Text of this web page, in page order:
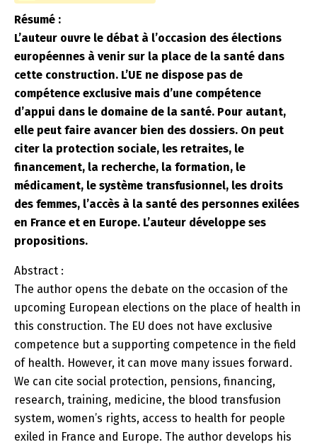
Résumé :
L’auteur ouvre le débat à l’occasion des élections
européennes à venir sur la place de la santé dans
cette construction. L’UE ne dispose pas de
compétence exclusive mais d’une compétence
d’appui dans le domaine de la santé. Pour autant,
elle peut faire avancer bien des dossiers. On peut
citer la protection sociale, les retraites, le
financement, la recherche, la formation, le
médicament, le système transfusionnel, les droits
des femmes, l’accès à la santé des personnes exilées
en France et en Europe. L’auteur développe ses
propositions.
Abstract :
The author opens the debate on the occasion of the
upcoming European elections on the place of health in
this construction. The EU does not have exclusive
competence but a supporting competence in the field
of health. However, it can move many issues forward.
We can cite social protection, pensions, financing,
research, training, medicine, the blood transfusion
system, women’s rights, access to health for people
exiled in France and Europe. The author develops his